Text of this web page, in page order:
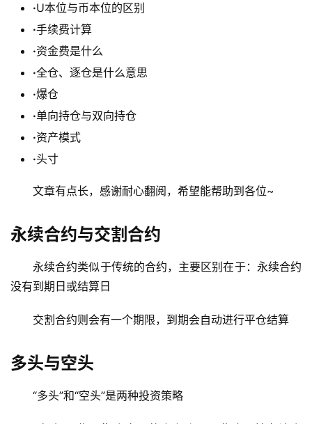
·U本位与币本位的区别
·手续费计算
·资金费是什么
·全仓、逐仓是什么意思
·爆仓
·单向持仓与双向持仓
·资产模式
·头寸
文章有点长，感谢耐心翻阅，希望能帮助到各位~
永续合约与交割合约
永续合约类似于传统的合约，主要区别在于：永续合约
没有到期日或结算日
交割合约则会有一个期限，到期会自动进行平仓结算
多头与空头
“多头”和“空头”是两种投资策略